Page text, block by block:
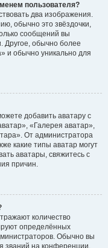
пользователя?
два изображения.
обычно это звёздочки,
сообщений вы
Другое, обычно более
и обычно уникально для
добавить аватару с
«Галерея аватар»,
От администратора
какие типы аватар могут
аватары, свяжитесь с
причин.
количество
определённых
Обычно вы